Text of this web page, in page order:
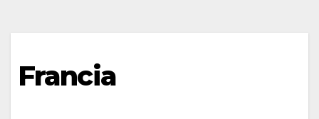
Francia